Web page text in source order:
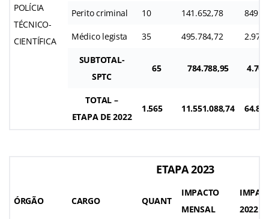
POLÍCIA
TÉCNICO-
CIENTÍFICA
Perito criminal 10 141.652,78
Médico legista 35 495.784,72
SUBTOTAL-
SPTC
65 784.788,95
TOTAL –
ETAPA DE 2022
1.565 11.551.088,74
ETAPA 2023
ÓRGÃO CARGO QUANT
IMPACTO
MENSAL
2022